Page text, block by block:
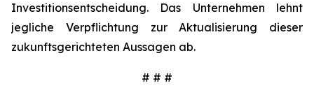
Investitionsentscheidung. Das Unternehmen lehnt
jegliche Verpflichtung zur Aktualisierung dieser
zukunftsgerichteten Aussagen ab.
# # #